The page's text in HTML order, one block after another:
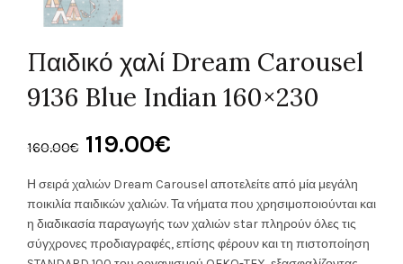
Παιδικό χαλί Dream Carousel
9136 Blue Indian 160×230
160.00€ Original
price
was:
119.00€
τρέχουσα
τιμή
Η σειρά χαλιών Dream Carousel αποτελείτε από μία μεγάλη
ποικιλία παιδικών χαλιών. Τα νήματα που χρησιμοποιούνται και
η διαδικασία παραγωγής των χαλιών star πληρούν όλες τις
σύγχρονες προδιαγραφές, επίσης φέρουν και τη πιστοποίηση